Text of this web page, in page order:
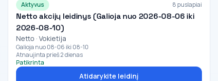
Aktyvus 8 puslapiai
Netto akcijų leidinys (Galioja nuo 2026-08-06 iki
2026-08-10)
Netto · Vokietija
Galioja nuo 08-06 iki 08-10
Atnaujinta prieš 2 dienas
Patikrinta
Atidarykite leidinį